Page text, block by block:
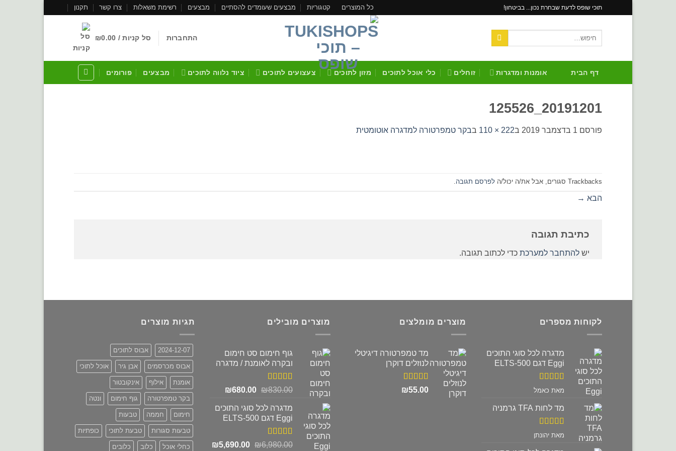
תוכי שופס לדעת שבחרת נכון... בביטחון! כל המוצרים קטגוריות מבצעים שעומדים להסתיים מבצעים רשימת משאלות צרו קשר תקנון
התחברות סל קניות / ₪0.00
דף הבית אומנות ומדגרות זוחלים כלי אוכל לתוכים מזון לתוכים צעצועים לתוכים ציוד נלווה לתוכים מבצעים פורומים
20191201_125526
פורסם 1 בדצמבר 2019 ב222 × 110 בבקר טמפרטורה למדגרה אוטומטית
Trackbacks סגורים, אבל את/ה יכול/ה לפרסם תגובה
הבא →
כתיבת תגובה
יש להתחבר למערכת כדי לכתוב תגובה.
לקוחות מספרים
מדגרה לכל סוגי התוכים
Eggi דגם ELTS-500
דורג 5מתוך
מאת כאמל
מד לחות TFA גרמניה
דורג 5מתוך
מאת יהונתן
מוצרים מומלצים
מד טמפרטורה דיגיטלי
לנוזלים דוקרן
דורג5.00
₪55.00
מוצרים מובילים
גוף חימום סט חימום
ובקרה לאומנת / מדגרה
דורג5.00
₪830.00
המחיר
היה:
₪830.00.
₪680.00
המחיר
הוא:
₪680.00.
מדגרה לכל סוגי התוכים
Eggi דגם ELTS-500
דורג5.00
₪6,980.00
המחיר
₪5,690.00
המחיר
תגיות מוצרים
2024-12-07 אבוס לתוכים
אבוס מכרסמים אבן גיר אוכל לתוכי
אומנת אילוף אינקובטור
בקר טמפרטורה גוף חימום ונטה
חימום חממה טבעות
טבעות סגורות טבעת לתוכי כופתיות
כחלי אוכל כלוב כלובים